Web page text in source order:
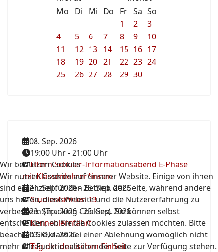
Mo
Di Mi Do Fr Sa So
1
2
3
4
5 6 7 8 9
10
11
12 13 14 15 16 17
18
19 20 21 22 23 24
25
26 27 28 29 30
08. Sep. 2026
19:00 Uhr-21:00 Uhr
Eltern-Schüler-Informationsabend E-Phase
mit Klassenlehrer*innen
21. Sep. 2026-25. Sep. 2026
Studienfahrten 13
23. Sep. 2026-25. Sep. 2026
Kennenlernfahrt
03. Okt. 2026
Tag der deutschen Einheit
Wir benutzen Cookies
Wir nutzen Cookies auf unserer Website. Einige von ihnen
sind essenziell für den Betrieb der Seite, während andere
uns helfen, diese Website und die Nutzererfahrung zu
verbessern (Tracking Cookies). Sie können selbst
entscheiden, ob Sie die Cookies zulassen möchten. Bitte
beachten Sie, dass bei einer Ablehnung womöglich nicht
mehr alle Funktionalitäten der Seite zur Verfügung stehen.